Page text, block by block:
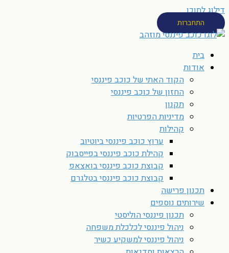
דילוג לתוכן
התחברות
בית
אודות
הקוד האתי של כוכב פיננסי
החזון של כוכב פיננסי
תקנון
מדיניות הפרטיות
קהילות
ערוץ כוכב פיננסי ביוטיוב
קהילת כוכב פיננסי בפייסבוק
קבוצת כוכב פיננסי בואצאפ
קבוצת כוכב פיננסי בטלגרם
תכנון פרישה
שירותים נוספים
תכנון פיננסי הוליסטי
ניהול פיננסי לכלכלת משפחה
ניהול פיננסי למשקיע כשיר